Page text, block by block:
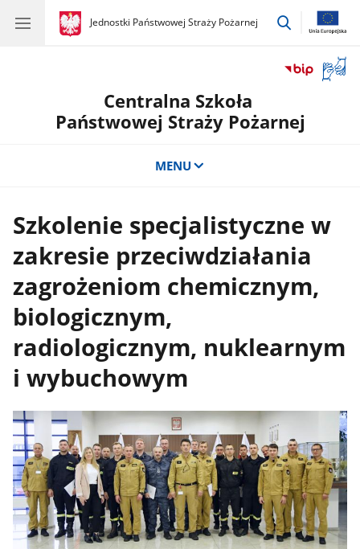
gov.pl
Jednostki Państwowej Straży Pożarnej
gov.pl
Jednostki
przejdź
okno
Centralna Szkoła
Państwowej Straży Pożarnej
MENU
Szkolenie specjalistyczne w
zakresie przeciwdziałania
zagrożeniom chemicznym,
biologicznym,
radiologicznym, nuklearnym
i wybuchowym